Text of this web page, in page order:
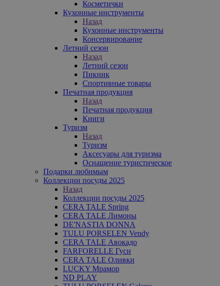
Косметички
Кухонные инструменты
Назад
Кухонные инструменты
Консервирование
Летний сезон
Назад
Летний сезон
Пикник
Спортивные товары
Печатная продукция
Назад
Печатная продукция
Книги
Туризм
Назад
Туризм
Аксесуары для туризма
Оснащение туристическое
Подарки любимым
Коллекции посуды 2025
Назад
Коллекции посуды 2025
CERA TALE Spring
CERA TALE Лимоны
DE'NASTIA DONNA
TULU PORSELEN Vendy
CERA TALE Авокадо
FARFORELLE Гуси
CERA TALE Оливки
LUCKY Мрамор
ND PLAY